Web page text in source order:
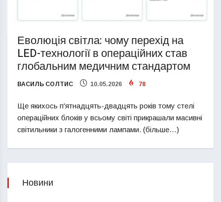
Еволюція світла: чому перехід на
LED-технології в операційних став
глобальним медичним стандартом
ВАСИЛЬ СОЛТИС 10.05.2026 78
Ще якихось п'ятнадцять-двадцять років тому стелі
операційних блоків у всьому світі прикрашали масивні
світильники з галогенними лампами. (більше…)
Новини